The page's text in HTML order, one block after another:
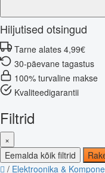
Hiljutised otsingud
Tarne alates 4,99€
30-päevane tagastus
100% turvaline makse
Kvaliteedigarantii
Filtrid
×
Eemalda kõik filtrid
/ Elektroonika &